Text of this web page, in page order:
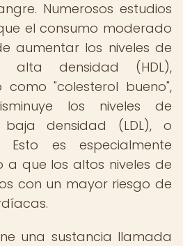
Numerosos estudios
el consumo moderado
aumentar los niveles de
alta densidad (HDL),
"colesterol bueno",
los niveles de
densidad (LDL), o
Esto es especialmente
que los altos niveles de
con un mayor riesgo de
una sustancia llamada